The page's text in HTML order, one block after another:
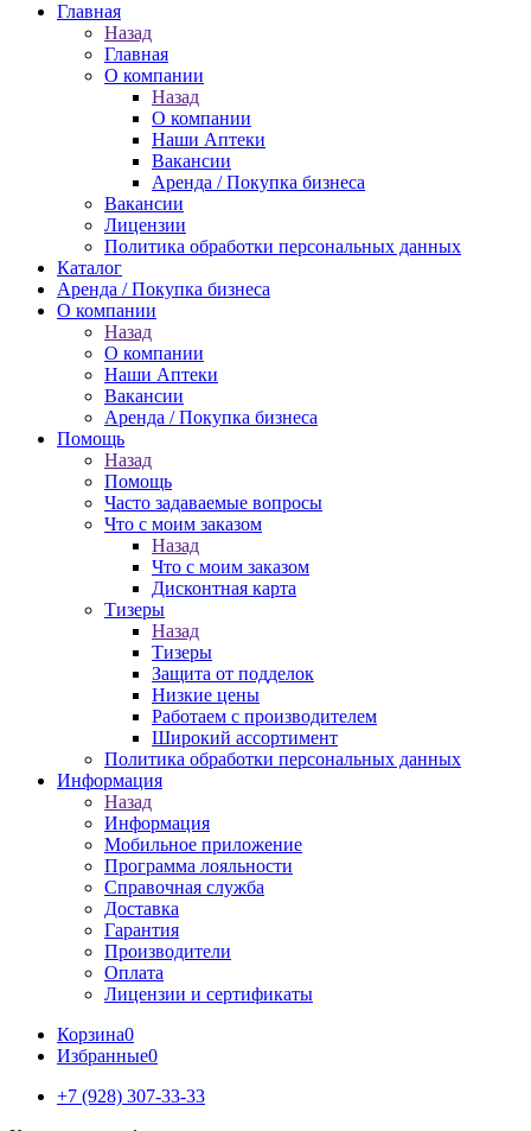
Главная
Назад
Главная
О компании
Назад
О компании
Наши Аптеки
Вакансии
Аренда / Покупка бизнеса
Вакансии
Лицензии
Политика обработки персональных данных
Каталог
Аренда / Покупка бизнеса
О компании
Назад
О компании
Наши Аптеки
Вакансии
Аренда / Покупка бизнеса
Помощь
Назад
Помощь
Часто задаваемые вопросы
Что с моим заказом
Назад
Что с моим заказом
Дисконтная карта
Тизеры
Назад
Тизеры
Защита от подделок
Низкие цены
Работаем с производителем
Широкий ассортимент
Политика обработки персональных данных
Информация
Назад
Информация
Мобильное приложение
Программа лояльности
Справочная служба
Доставка
Гарантия
Производители
Оплата
Лицензии и сертификаты
Корзина0
Избранные0
+7 (928) 307-33-33